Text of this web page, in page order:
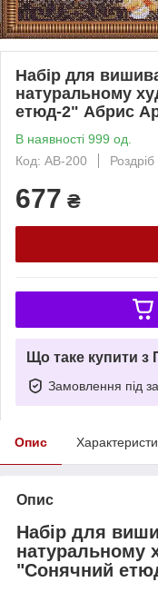
Набір для
натуральному
етюд-2" Абрис
В наявності 999 од.
Код: AB-200
Роздріб
677 ₴
Що таке купити з
Замовлення під
Опис
Опис
Набір для
натуральному
"Сонячний